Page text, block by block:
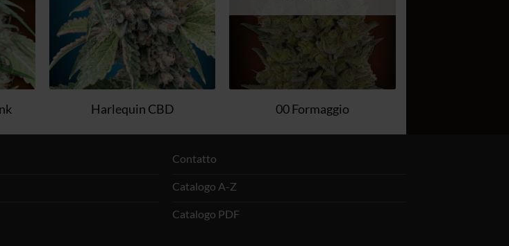
Harlequin CBD 00 Formaggio
Contatto
Catalogo A-Z
Catalogo PDF